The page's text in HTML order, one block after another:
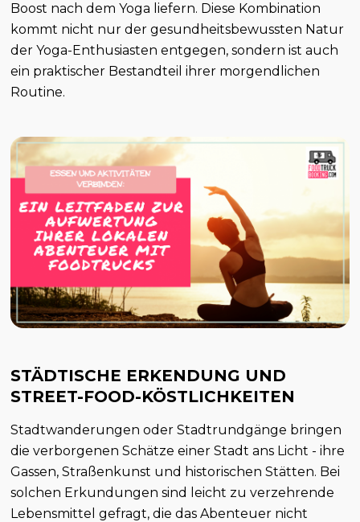
Boost nach dem Yoga liefern. Diese Kombination
kommt nicht nur der gesundheitsbewussten Natur
der Yoga-Enthusiasten entgegen, sondern ist auch
ein praktischer Bestandteil ihrer morgendlichen
Routine.
STÄDTISCHE ERKENDUNG UND
STREET-FOOD-KÖSTLICHKEITEN
Stadtwanderungen oder Stadtrundgänge bringen
die verborgenen Schätze einer Stadt ans Licht - ihre
Gassen, Straßenkunst und historischen Stätten. Bei
solchen Erkundungen sind leicht zu verzehrende
Lebensmittel gefragt, die das Abenteuer nicht